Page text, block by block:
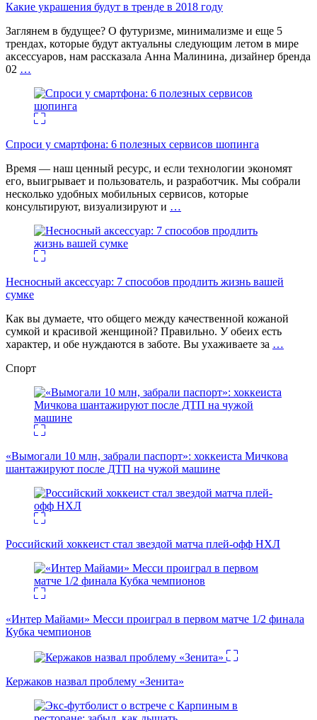
Какие украшения будут в тренде в 2018 году
Заглянем в будущее? О футуризме, минимализме и еще 5
трендах, которые будут актуальны следующим летом в мире
аксессуаров, нам рассказала Анна Малинина, дизайнер бренда
02 …
Спроси у смартфона: 6 полезных cервисов шопинга
Время — наш ценный ресурс, и если технологии экономят
его, выигрывает и пользователь, и разработчик. Мы собрали
несколько удобных мобильных сервисов, которые
консультируют, визуализируют и …
Несносный аксессуар: 7 способов продлить жизнь вашей
сумке
Как вы думаете, что общего между качественной кожаной
сумкой и красивой женщиной? Правильно. У обеих есть
характер, и обе нуждаются в заботе. Вы ухаживаете за …
Спорт
«Вымогали 10 млн, забрали паспорт»: хоккеиста Мичкова
шантажируют после ДТП на чужой машине
Российский хоккеист стал звездой матча плей-офф НХЛ
«Интер Майами» Месси проиграл в первом матче 1/2 финала
Кубка чемпионов
Кержаков назвал проблему «Зенита»